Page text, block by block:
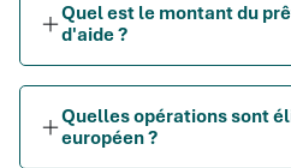
Quel est le montant du
d'aide ?
Quelles opérations sont
européen ?